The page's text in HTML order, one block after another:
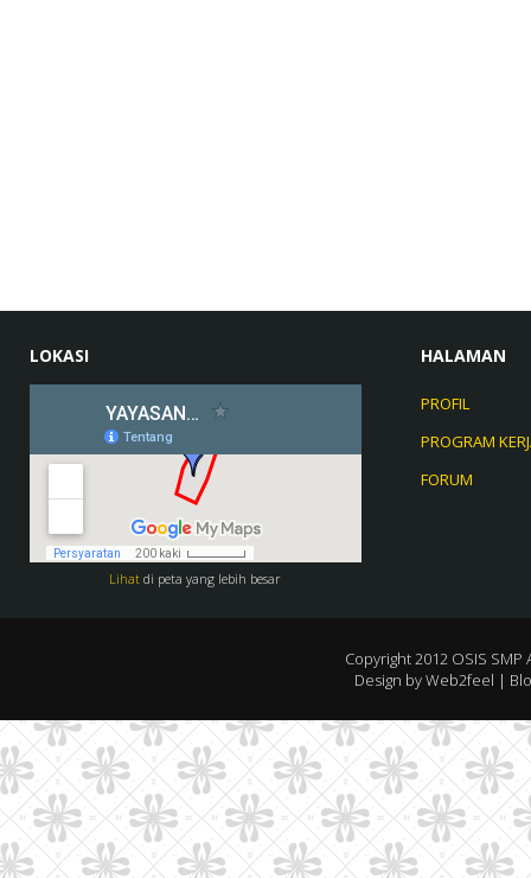
LOKASI
Lihatdi peta yang lebih besar
HALAMAN
PROFIL
PROGRAM
FORUM
Copyright 2012 OSIS SMP
Design byWeb2feel |